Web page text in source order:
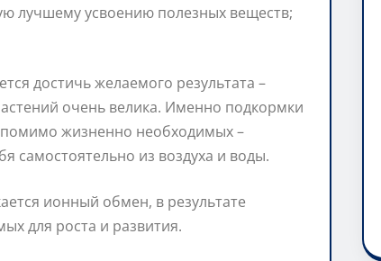
лучшему усвоению полезных веществ;
достичь желаемого результата –
очень велика. Именно подкормки
жизненно необходимых –
самостоятельно из воздуха и воды.
ионный обмен, в результате
для роста и развития.